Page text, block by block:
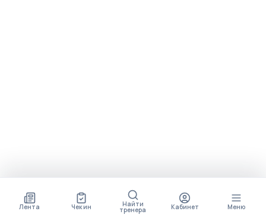
Лента Чек ин Найти
тренера Кабинет Меню